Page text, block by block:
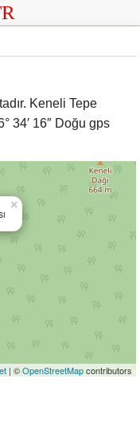
Keneli Tepe
34′ 16″ Doğu gps
×
| ©OpenStreetMapcontributors